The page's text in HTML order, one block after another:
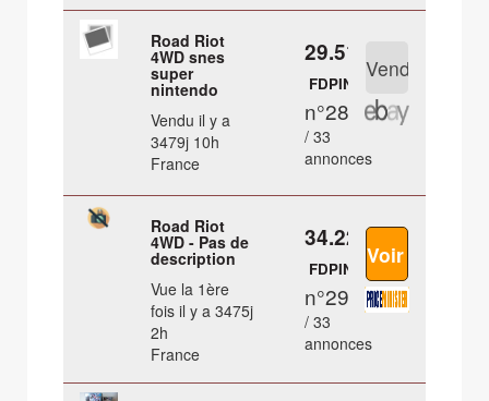
Road Riot
4WD snes
super
nintendo
Vendu il y a
3479j 10h
France
29.51 €
FDPIN
n°28
/ 33
annonces
Road Riot
4WD - Pas de
description
Vue la 1ère
fois il y a 3475j
2h
France
34.22 €
FDPIN
n°29
/ 33
annonces